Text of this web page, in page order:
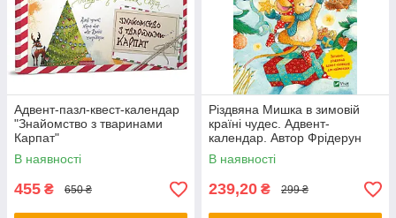
Адвент-пазл-квест-календар
"Знайомство з тваринами
Карпат"
В наявності
455 ₴ 650 ₴
Різдвяна Мишка в зимовій
країні чудес. Адвент-
календар. Автор Фрідерун
Райхенштеттер
В наявності
239,20 ₴ 299 ₴